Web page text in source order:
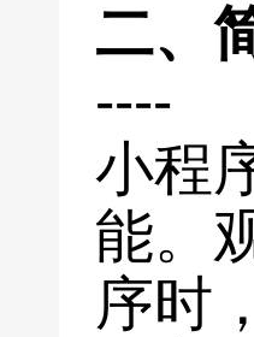
二、
----
小程
能。
序时